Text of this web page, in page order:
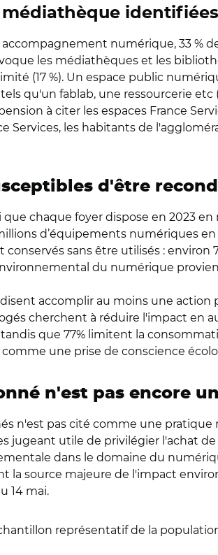
numérique, 33 %
les médiathèques et les
(17 %). Un espace public
qu'un fablab, une ressourcerie etc
à citer les espaces France
Services, les habitants de
d'être
chaque foyer dispose en 2023
d’équipements numériques
sans être utilisés :
du numérique
accomplir au moins une
cherchent à réduire l'impact
que 77% limitent la
une prise de conscience
n'est pas encore
n'est pas cité comme une
jugeant utile de privilégier l'achat
dans le domaine du
la source majeure de l'impact
14 mai.
représentatif de la